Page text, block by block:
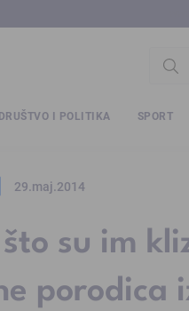
DRUŠTVO I POLITIKA SPORT
29.maj.2014
su im
porodica